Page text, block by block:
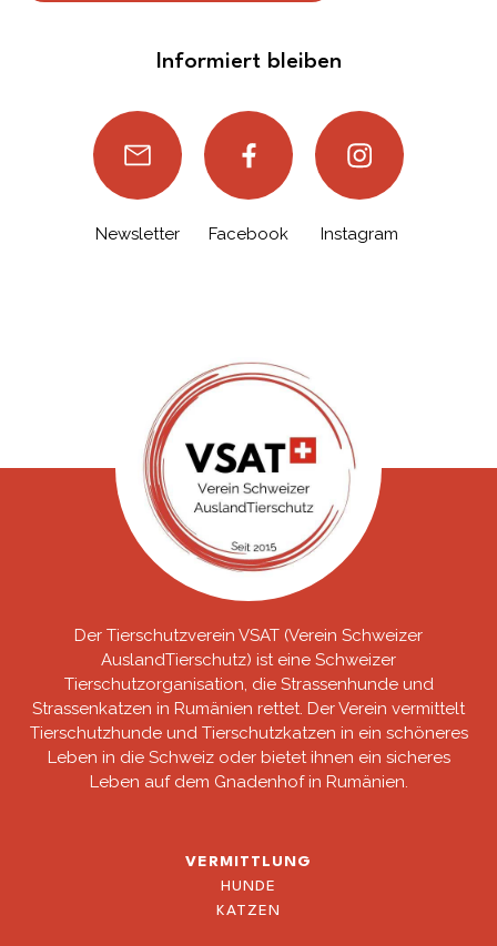
Informiert bleiben
Newsletter Facebook Instagram
Der Tierschutzverein VSAT (Verein Schweizer
AuslandTierschutz) ist eine Schweizer
Tierschutzorganisation, die Strassenhunde und
Strassenkatzen in Rumänien rettet. Der Verein vermittelt
Tierschutzhunde und Tierschutzkatzen in ein schöneres
Leben in die Schweiz oder bietet ihnen ein sicheres
Leben auf dem Gnadenhof in Rumänien.
VERMITTLUNG
HUNDE
KATZEN